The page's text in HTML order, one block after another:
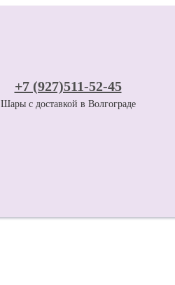
+7 (927)511-52-45
Шары с доставкой в Волгограде